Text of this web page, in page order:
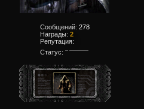
Сообщений: 278
Награды: 2
Репутация:
Статус: